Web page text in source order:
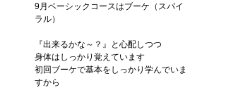
9月ベーシックコースはブーケ（スパイ
ラル）
『出来るかな～？』と心配しつつ
身体はしっかり覚えています
初回ブーケで基本をしっかり学んでいま
すから